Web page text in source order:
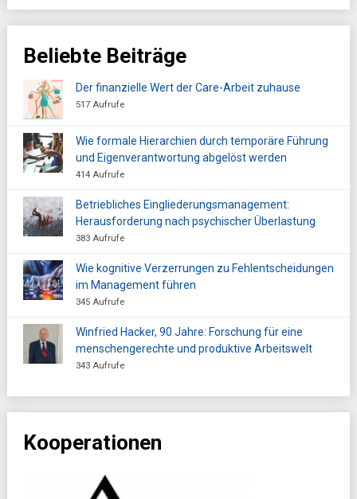
Beliebte Beiträge
Der finanzielle Wert der Care-Arbeit zuhause
517 Aufrufe
Wie formale Hierarchien durch temporäre Führung
und Eigenverantwortung abgelöst werden
414 Aufrufe
Betriebliches Eingliederungsmanagement:
Herausforderung nach psychischer Überlastung
383 Aufrufe
Wie kognitive Verzerrungen zu Fehlentscheidungen
im Management führen
345 Aufrufe
Winfried Hacker, 90 Jahre: Forschung für eine
menschengerechte und produktive Arbeitswelt
343 Aufrufe
Kooperationen